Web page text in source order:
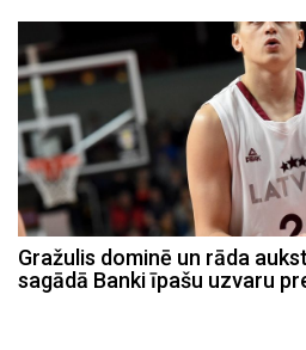
Gražulis dominē un rāda
sagādā Banki īpašu uzvaru